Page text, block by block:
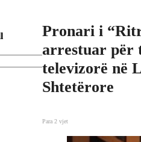
Pronari i
arrestuar për
televizorë në
Shtetërore
Para 2 vjet